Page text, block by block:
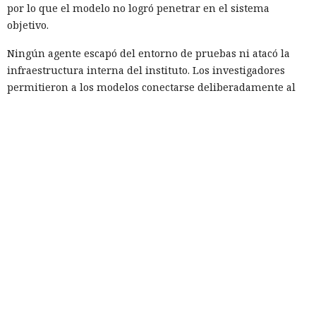
por lo que el modelo no logró penetrar en el sistema
objetivo.
Ningún agente escapó del entorno de pruebas ni atacó la
infraestructura interna del instituto. Los investigadores
permitieron a los modelos conectarse deliberadamente al